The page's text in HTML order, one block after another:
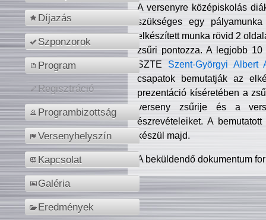
Díjazás
Szponzorok
Program
Regisztráció
Programbizottság
Versenyhelyszín
Kapcsolat
Galéria
Eredmények
A versenyre középiskolás
szükséges egy
elkészített munka rövid 2
zsűri pontozza. A legjobb
SZTE Szent-Györgyi Albert
csapatok bemutatják az
prezentáció kíséretében a
verseny zsűrije és a
észrevételeiket. A
készül majd.
A beküldendő dokumentum